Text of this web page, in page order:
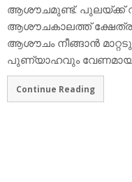
ആശൗചമുണ്ട്. പുലയ്ക്ക്
ആശൗചകാലത്ത്
ആശൗചം നീങ്ങാന്‍
പുണ്യാഹവും
Continue Reading